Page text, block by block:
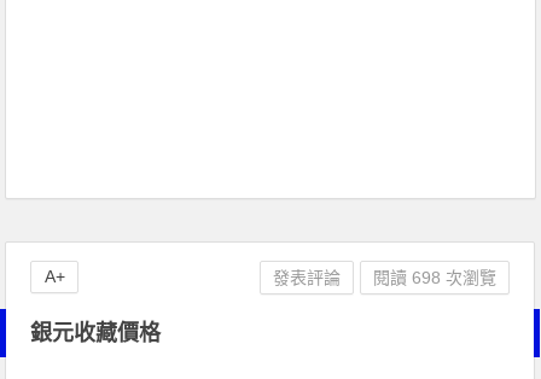
銀元收藏價格
發表評論 閱讀 698 次瀏覽
A+